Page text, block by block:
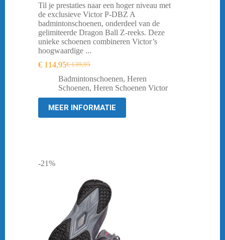
Til je prestaties naar een hoger niveau met
de exclusieve Victor P-DBZ A
badmintonschoenen, onderdeel van de
gelimiteerde Dragon Ball Z-reeks. Deze
unieke schoenen combineren Victor’s
hoogwaardige ...
€139,95
Oorspronkelijke
prijs
was:
€ 114,95Huidige
prijs
is:
Badmintonschoenen, Heren
Schoenen, Heren Schoenen Victor
MEER INFORMATIE
-21%